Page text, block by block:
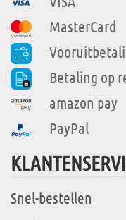
MasterCard
Betaling op
amazon pay
PayPal
Snel-bestellen